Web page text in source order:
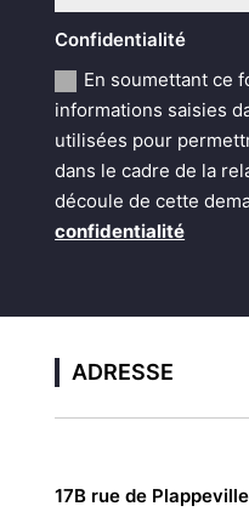
Confidentialité
En soumettant ce
informations saisies
utilisées pour
dans le cadre de la
découle de cette
confidentialité
ADRESSE
17B rue de Plappeville